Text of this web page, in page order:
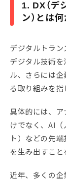
1. DX（デ
ン）とは何
デジタルトラ
デジタル技術
ル、さらには
る取り組みを指
具体的には、
けでなく、AI
ト）などの先
を生み出すこと
近年、多くの